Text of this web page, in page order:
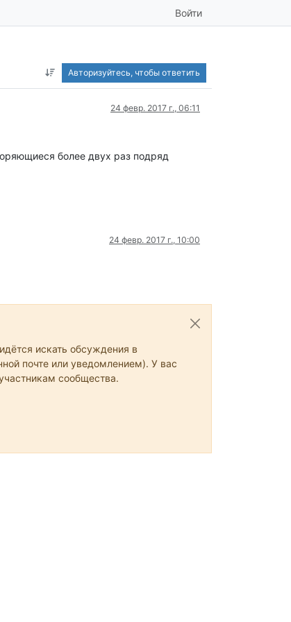
Войти
Авторизуйтесь, чтобы ответить
24 февр. 2017 г., 06:11
более двух раз подряд
24 февр. 2017 г., 10:00
искать обсуждения в
почте или уведомлением). У вас
сообщества.